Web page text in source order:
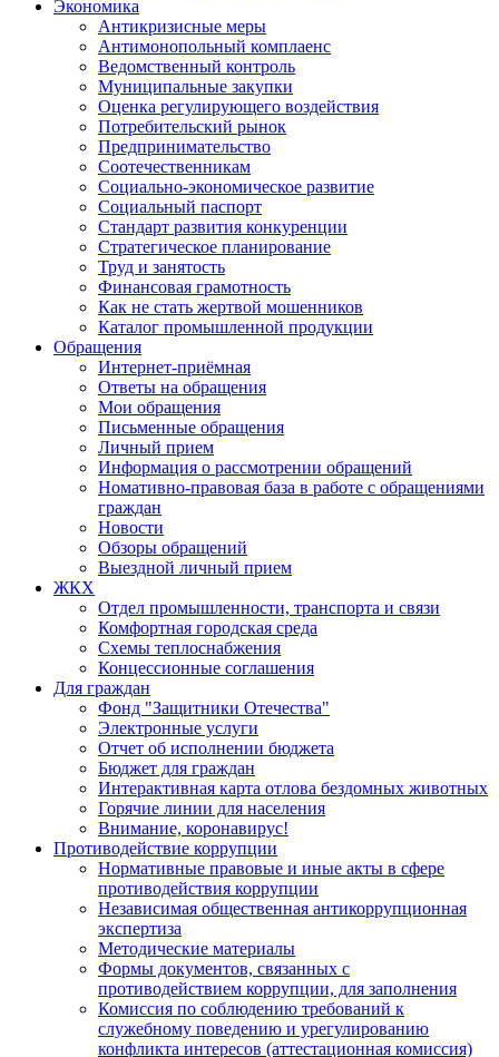
Экономика
Антикризисные меры
Антимонопольный комплаенс
Ведомственный контроль
Муниципальные закупки
Оценка регулирующего воздействия
Потребительский рынок
Предпринимательство
Соотечественникам
Социально-экономическое развитие
Социальный паспорт
Стандарт развития конкуренции
Стратегическое планирование
Труд и занятость
Финансовая грамотность
Как не стать жертвой мошенников
Каталог промышленной продукции
Обращения
Интернет-приёмная
Ответы на обращения
Мои обращения
Письменные обращения
Личный прием
Информация о рассмотрении обращений
Номативно-правовая база в работе с обращениями
граждан
Новости
Обзоры обращений
Выездной личный прием
ЖКХ
Отдел промышленности, транспорта и связи
Комфортная городская среда
Схемы теплоснабжения
Концессионные соглашения
Для граждан
Фонд "Защитники Отечества"
Электронные услуги
Отчет об исполнении бюджета
Бюджет для граждан
Интерактивная карта отлова бездомных животных
Горячие линии для населения
Внимание, коронавирус!
Противодействие коррупции
Нормативные правовые и иные акты в сфере
противодействия коррупции
Независимая общественная антикоррупционная
экспертиза
Методические материалы
Формы документов, связанных с
противодействием коррупции, для заполнения
Комиссия по соблюдению требований к
служебному поведению и урегулированию
конфликта интересов (аттестационная комиссия)